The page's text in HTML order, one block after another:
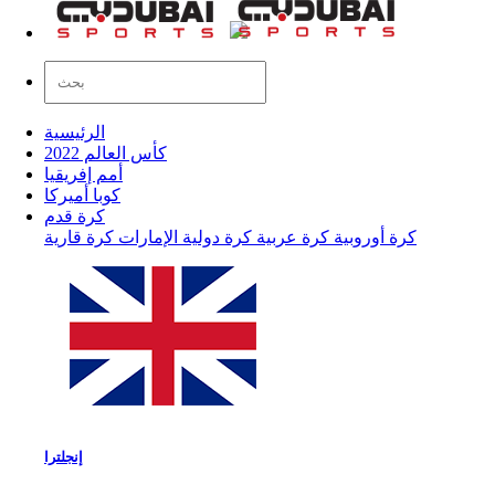
الرئيسية
كأس العالم 2022
أمم إفريقيا
كوبا أميركا
كرة قدم
كرة أوروبية كرة عربية كرة دولية الإمارات كرة قارية
إنجلترا